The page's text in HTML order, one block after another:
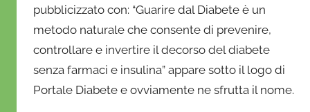
n
i
e
l
pubblicizzato con: “Guarire dal Diabete è un
metodo naturale che consente di prevenire,
controllare e invertire il decorso del diabete
senza farmaci e insulina” appare sotto il logo di
Portale Diabete e ovviamente ne sfrutta il nome.